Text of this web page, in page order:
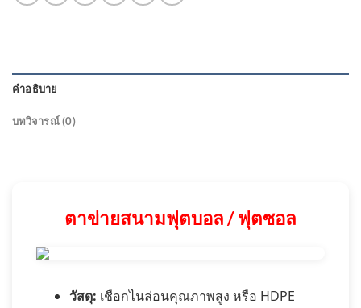
คำอธิบาย
บทวิจารณ์ (0)
ตาข่ายสนามฟุตบอล / ฟุตซอล
วัสดุ: เชือกไนล่อนคุณภาพสูง หรือ HDPE